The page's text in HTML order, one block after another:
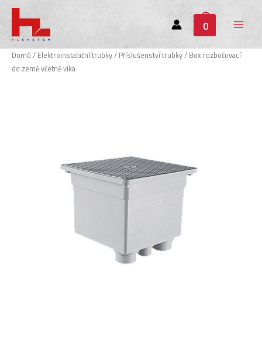
0
Main
Menu
Domů / Elektroinstalační trubky/ Příslušenství trubky/ Box rozbočovací
do země včetně víka